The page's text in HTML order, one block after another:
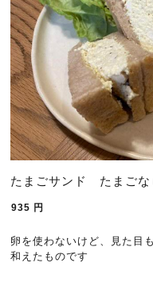
たまごサンド たまごな
935 円
卵を使わないけど、見た目
和えたものです